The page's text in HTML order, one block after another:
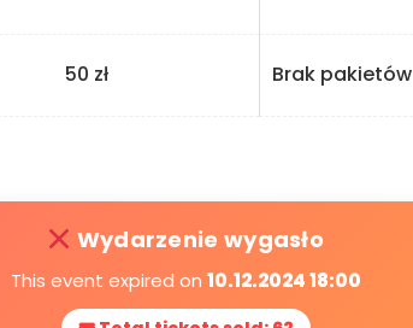
50 zł Brak pakietów
Wydarzenie wygasło
This event expired on 10.12.2024 18:00